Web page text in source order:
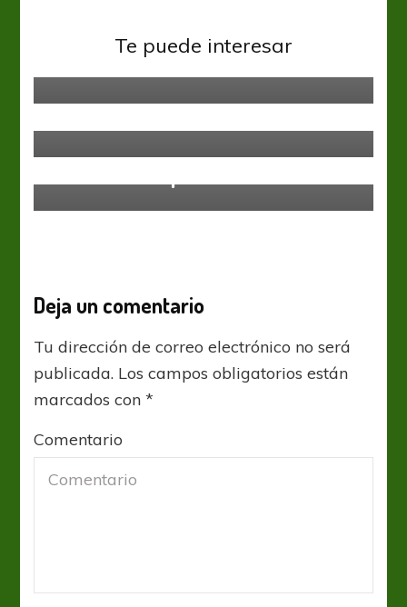
Te puede interesar
Boca Juniors Defensa y Justicia Liga Profesional
Deja un comentario
Tu dirección de correo electrónico no será
publicada. Los campos obligatorios están
marcados con*
Comentario